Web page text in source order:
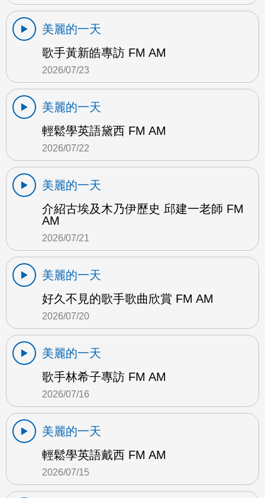
美麗的一天
歌手黃新皓專訪 FM AM
2026/07/23
美麗的一天
輕鬆學英語黛西 FM AM
2026/07/22
美麗的一天
介紹古埃及木乃伊歷史 邱建一老師 FM
AM
2026/07/21
美麗的一天
好久不見的歌手歌曲欣賞 FM AM
2026/07/20
美麗的一天
歌手林希子專訪 FM AM
2026/07/16
美麗的一天
輕鬆學英語戴西 FM AM
2026/07/15